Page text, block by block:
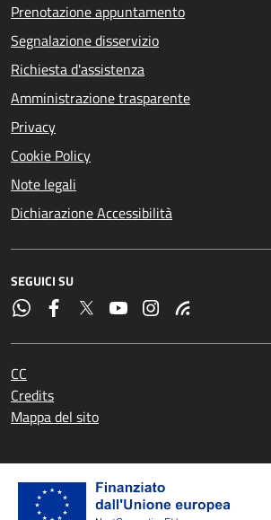
Prenotazione appuntamento
Segnalazione disservizio
Richiesta d'assistenza
Amministrazione trasparente
Privacy
Cookie Policy
Note legali
Dichiarazione Accessibilità
SEGUICI SU
CC
Credits
Mappa del sito